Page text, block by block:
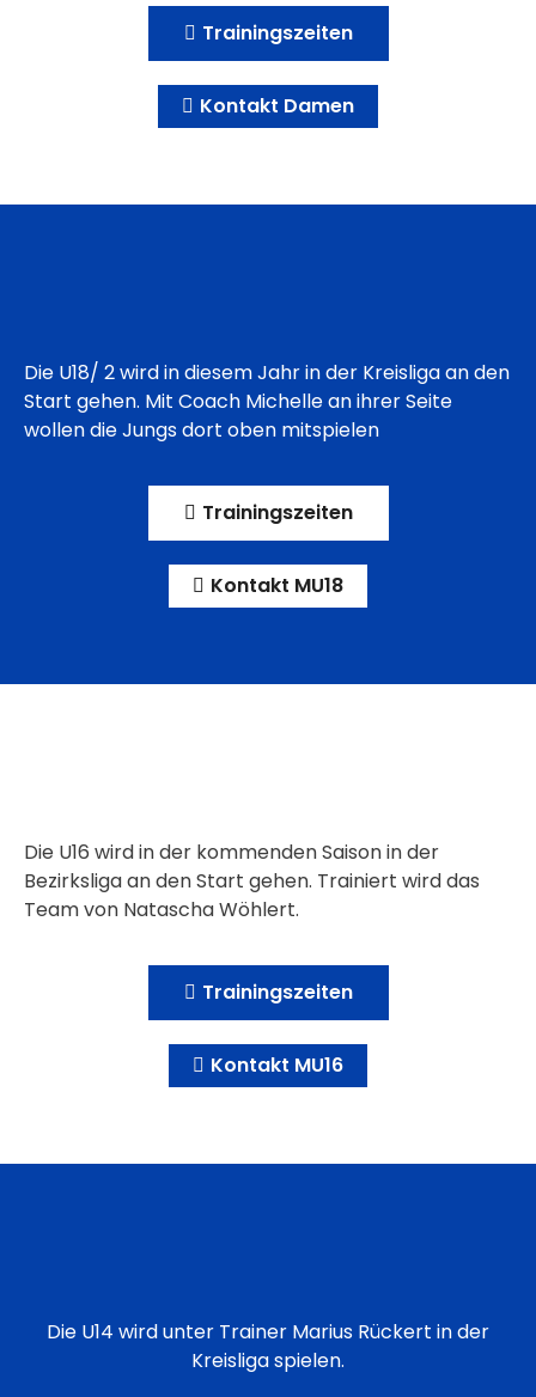
Trainingszeiten
Kontakt Damen
Die U18/ 2 wird in diesem Jahr in der Kreisliga an den
Start gehen. Mit Coach Michelle an ihrer Seite
wollen die Jungs dort oben mitspielen
Trainingszeiten
Kontakt MU18
Die U16 wird in der kommenden Saison in der
Bezirksliga an den Start gehen. Trainiert wird das
Team von Natascha Wöhlert.
Trainingszeiten
Kontakt MU16
Die U14 wird unter Trainer Marius Rückert in der
Kreisliga spielen.